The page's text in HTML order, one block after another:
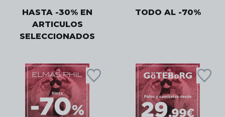
HASTA -30% EN
ARTICULOS
SELECCIONADOS
TODO AL -70%